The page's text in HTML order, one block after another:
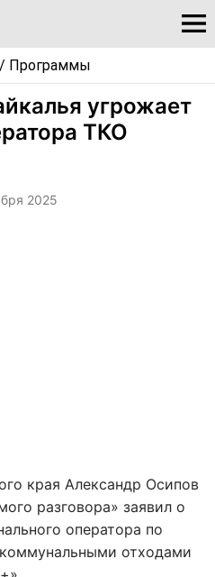
/ Программы
угрожает
ТКО
2025
края Александр Осипов
разговора» заявил о
оператора по
отходами